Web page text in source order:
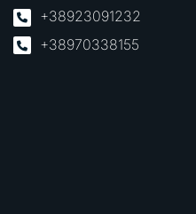
+38923091232
+38970338155